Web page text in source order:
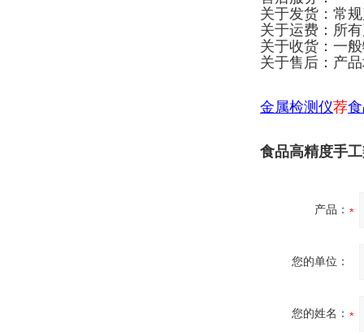
关于发货：常
关于运费：所
关于收货：一
关于售后：产
金属检测仪荐
食品高精度手
产品：
您的单位：
您的姓名：